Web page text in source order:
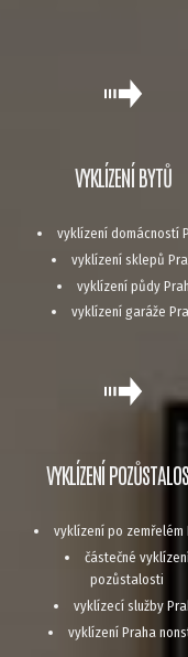
VYKLÍZENÍ BYTŮ
vyklízení domácností
vyklízení sklepů
vyklízení půdy
vyklízení garáže
VYKLÍZENÍ
vyklízení po zemřelém
částečné
pozůstalosti
vyklízecí služby
vyklízení Praha